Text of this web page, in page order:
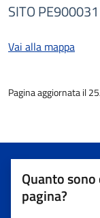
SITO
Vai alla mappa
Pagina aggiornata il
Quanto
pagina?